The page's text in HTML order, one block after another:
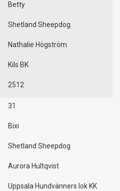
Betty
Shetland Sheepdog
Nathalie Högström
Kils BK
2512
31
Bixi
Shetland Sheepdog
Aurora Hultqvist
Uppsala Hundvänners lok KK